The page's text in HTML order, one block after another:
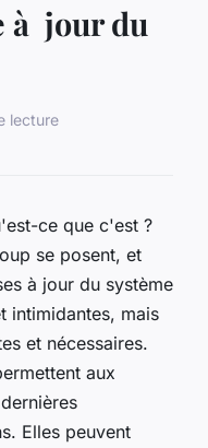
à jour du
lecture
ce que c'est ?
se posent, et
à jour du système
intimidantes, mais
et nécessaires.
aux
Elles peuvent